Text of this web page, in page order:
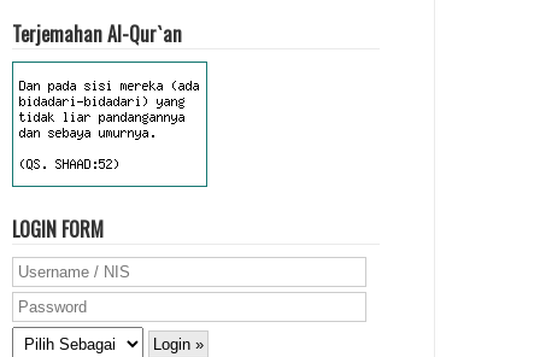
Terjemahan Al-Qur`an
LOGIN FORM